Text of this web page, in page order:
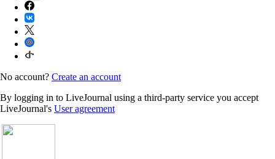
No account? Create an account
By logging in to LiveJournal using a third-party service you accept
LiveJournal's User agreement